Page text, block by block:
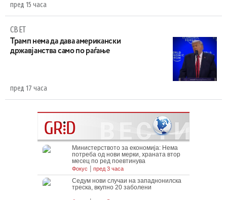
пред 15 часа
СВЕТ
Трамп нема да дава американски
државјанства само по раѓање
пред 17 часа